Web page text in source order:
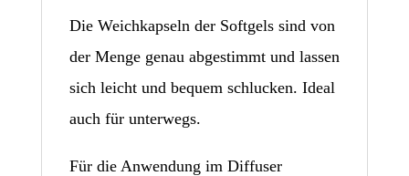
Die Weichkapseln der Softgels sind von
der Menge genau abgestimmt und lassen
sich leicht und bequem schlucken. Ideal
auch für unterwegs.
Für die Anwendung im Diffuser